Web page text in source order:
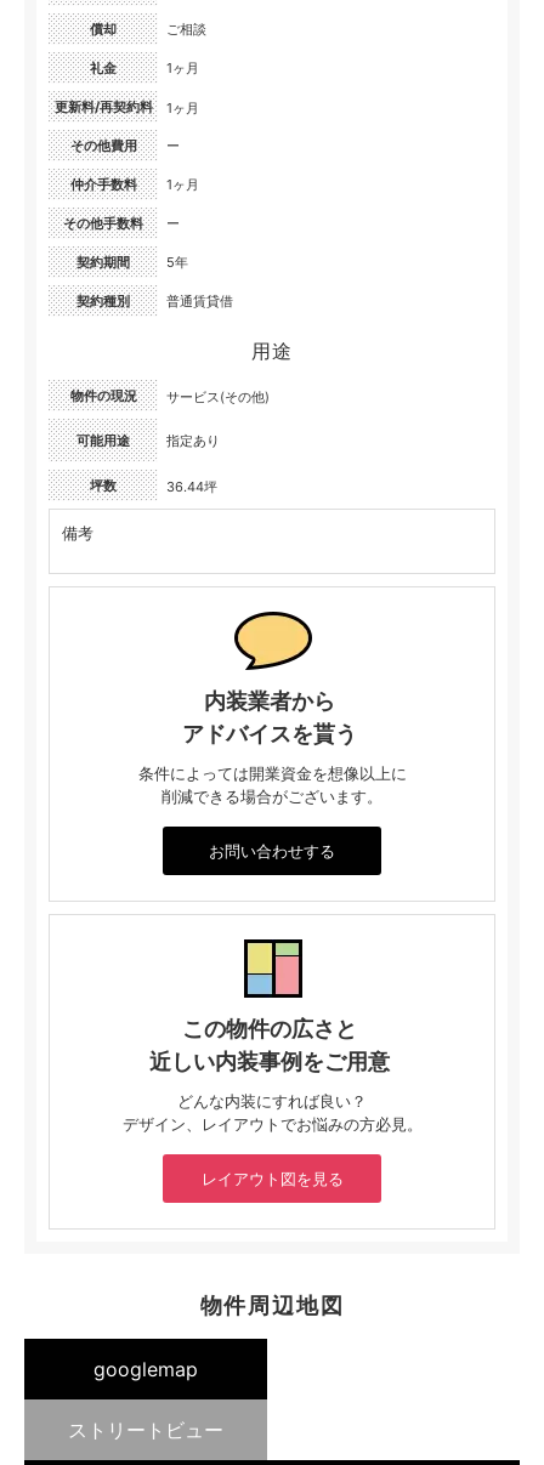
償却 ご相談
礼金 1ヶ月
更新料/再契約料 1ヶ月
その他費用 ー
仲介手数料 1ヶ月
その他手数料 ー
契約期間 5年
契約種別 普通賃貸借
用途
物件の現況 サービス(その他)
可能用途 指定あり
坪数 36.44坪
備考
内装業者から
アドバイスを貰う
条件によっては開業資金を想像以上に
削減できる場合がございます。
お問い合わせする
この物件の広さと
近しい内装事例をご用意
どんな内装にすれば良い？
デザイン、レイアウトでお悩みの方必見。
レイアウト図を見る
物件周辺地図
googlemap
ストリートビュー